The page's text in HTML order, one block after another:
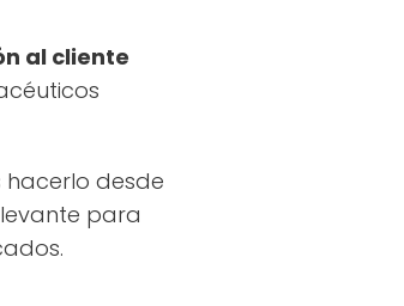
al cliente
desde
para